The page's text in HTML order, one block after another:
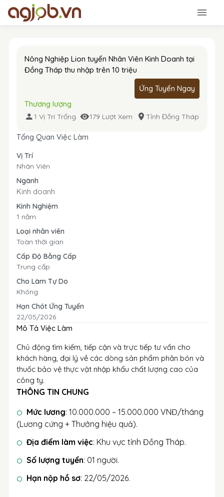
Nông Nghiệp Lion tuyển Nhân Viên Kinh Doanh tại
Đồng Tháp thu nhập trên 10 triệu
Ứng Tuyển Ngay
Thương lượng
1 Vị Trí Trống 179 Lượt Xem Tỉnh Đồng Tháp
Tổng Quan Việc Làm
Vị Trí
Nhân Viên
Ngành
Kinh doanh
Kinh Nghiệm
1 năm
Loại nhân viên
Toàn thời gian
Cấp Độ Bằng Cấp
Trung cấp
Cho Làm Tự Do
Không
Hạn Chót Ứng Tuyển
22/05/2026
Mô Tả Việc Làm
Chủ động tìm kiếm, tiếp cận và trực tiếp tư vấn cho
khách hàng, đại lý về các dòng sản phẩm phân bón và
thuốc bảo vệ thực vật nhập khẩu chất lượng cao của
công ty.
THÔNG TIN CHUNG
Mức lương: 10.000.000 – 15.000.000 VNĐ/tháng
(Lương cứng + Thưởng hiệu quả).
Địa điểm làm việc: Khu vực tỉnh Đồng Tháp.
Số lượng tuyển: 01 người.
Hạn nộp hồ sơ: 22/05/2026.